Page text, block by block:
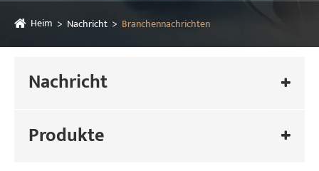
Heim Nachricht Branchennachrichten
Nachricht
Produkte